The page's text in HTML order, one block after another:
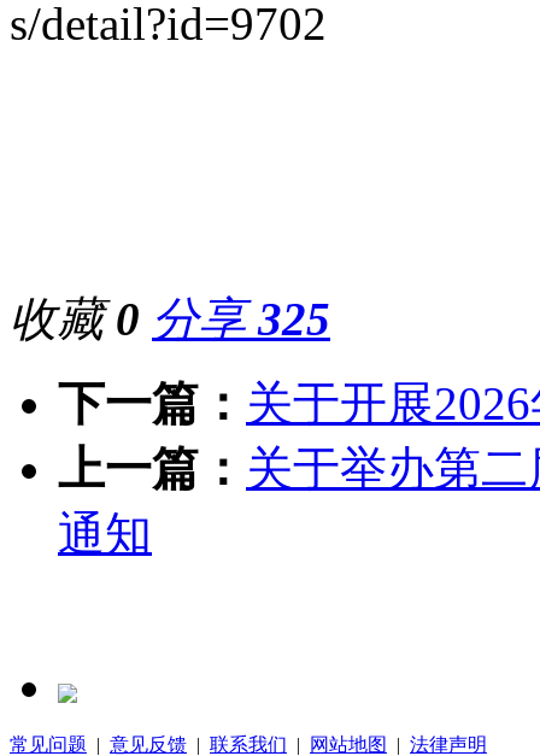
s/detail?id=9702
收藏0 分享325
下一篇： 关于开展
上一篇： 关于举办第
通知
常见问题 | 意见反馈 | 联系我们 | 网站地图 | 法律声明